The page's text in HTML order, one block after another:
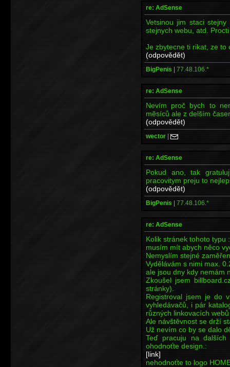
re: AdSense
Vetsinou jim staci
stejnych webu, atd.
Je zbytecne ti rikat, ze to
(odpovědět)
BigPenis | 77.48.106.*
re: AdSense
Nevím proč bych to
měsíců ale z delším
(odpovědět)
wector |
re: AdSense
Pokud ano, tak
pracovitym preju to
(odpovědět)
BigPenis | 77.48.106.*
re: AdSense
Kolik stránek tohoto typu
musím mít abych něco
Nemyslím stejné
Vydělávám s nimi max.
ale jsou dny kdy nemám
Zkoušel jsem
stránky).
Registroval jsem je do
vyhledávačů, i pár
různých linkovacích
Ale návštěvnost se drží
Už nevím co by se dalo
Teď pracuju na
ohodnoťte design.:
[link]
nehodnoťte to logo